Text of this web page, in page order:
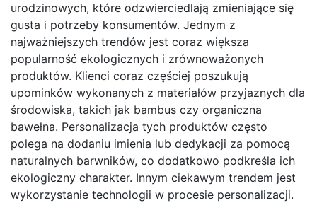
urodzinowych, które odzwierciedlają zmieniające się
gusta i potrzeby konsumentów. Jednym z
najważniejszych trendów jest coraz większa
popularność ekologicznych i zrównoważonych
produktów. Klienci coraz częściej poszukują
upominków wykonanych z materiałów przyjaznych dla
środowiska, takich jak bambus czy organiczna
bawełna. Personalizacja tych produktów często
polega na dodaniu imienia lub dedykacji za pomocą
naturalnych barwników, co dodatkowo podkreśla ich
ekologiczny charakter. Innym ciekawym trendem jest
wykorzystanie technologii w procesie personalizacji.